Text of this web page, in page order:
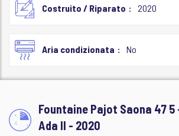
Costruito / Riparato 2020
Aria condizionata No
Fountaine Pajot Saona 47 5
Ada ll - 2020